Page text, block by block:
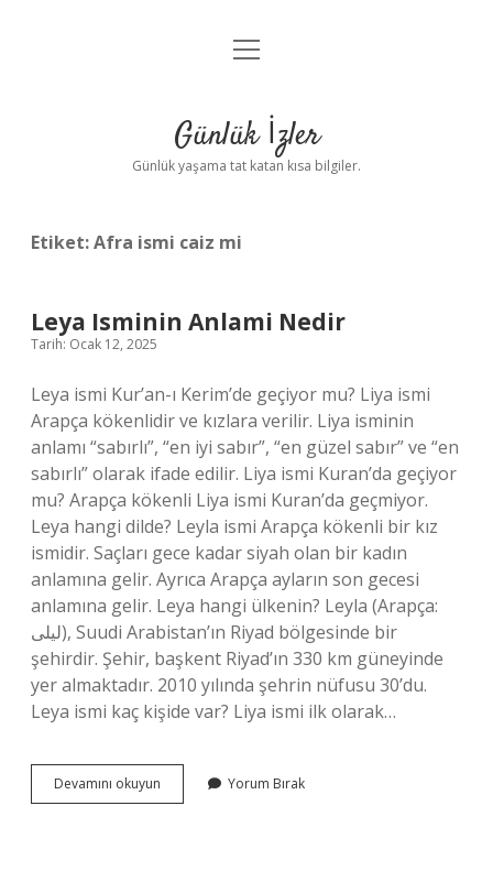
Anasayfa
Yasal Uyarı
menüyü
Günlük İzler
Günlük yaşama tat katan kısa bilgiler.
Etiket:Afra ismi caiz mi
Leya Isminin Anlami Nedir
Tarih: Ocak 12, 2025
Leya ismi Kur’an-ı Kerim’de geçiyor mu? Liya ismi
Arapça kökenlidir ve kızlara verilir. Liya isminin
anlamı “sabırlı”, “en iyi sabır”, “en güzel sabır” ve “en
sabırlı” olarak ifade edilir. Liya ismi Kuran’da geçiyor
mu? Arapça kökenli Liya ismi Kuran’da geçmiyor.
Leya hangi dilde? Leyla ismi Arapça kökenli bir kız
ismidir. Saçları gece kadar siyah olan bir kadın
anlamına gelir. Ayrıca Arapça ayların son gecesi
anlamına gelir. Leya hangi ülkenin? Leyla (Arapça:
لیلى), Suudi Arabistan’ın Riyad bölgesinde bir
şehirdir. Şehir, başkent Riyad’ın 330 km güneyinde
yer almaktadır. 2010 yılında şehrin nüfusu 30’du.
Leya ismi kaç kişide var? Liya ismi ilk olarak…
Devamını okuyun
Isminin
Yorum Bırak